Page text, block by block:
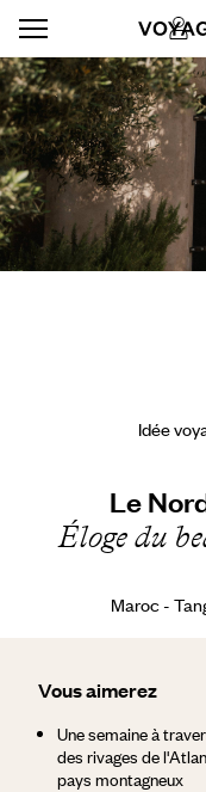
Idée
Le
Éloge du
Maroc -
Vous aimerez
Une semaine à
des rivages de
pays montagneux